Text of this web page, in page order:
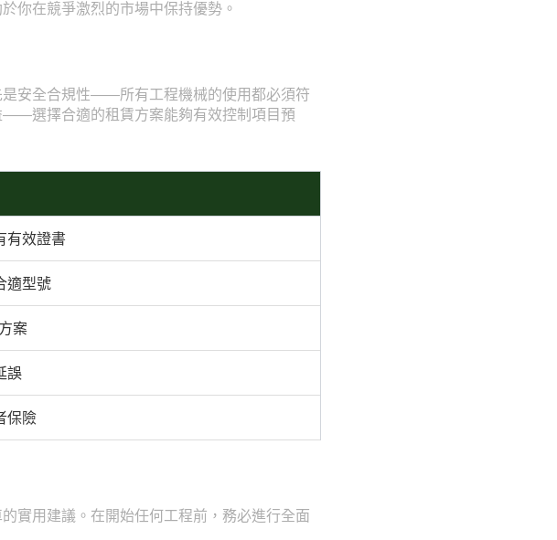
你在競爭激烈的市場中保持優勢。
是安全合規性——所有工程機械的使用都必須符
——選擇合適的租賃方案能夠有效控制項目預
有效證書
適型號
案
誤
保險
實用建議。在開始任何工程前，務必進行全面